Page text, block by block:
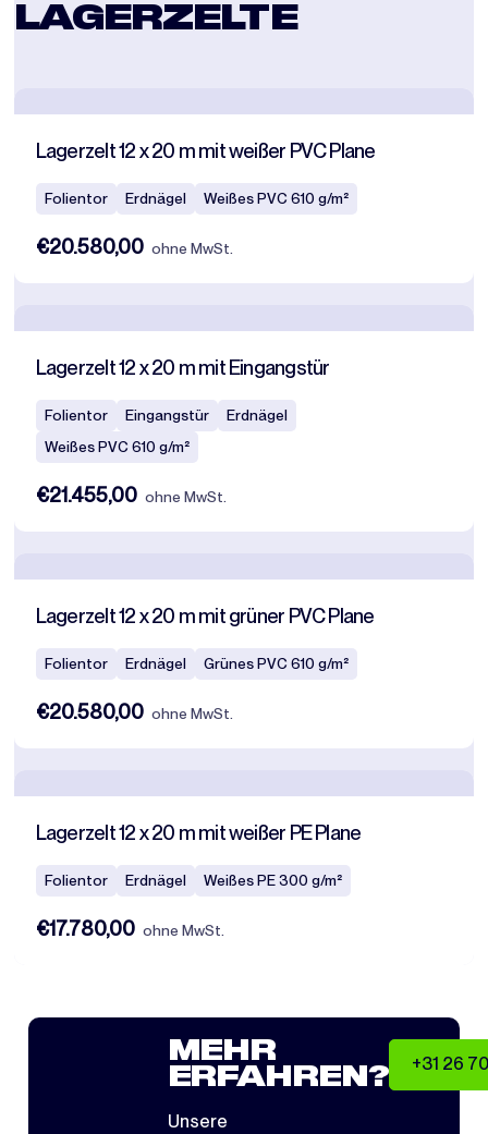
LAGERZELTE
Lagerzelt 12 x 20 m mit weißer PVC Plane
Folientor Erdnägel Weißes PVC 610 g/m²
€20.580,00 ohne MwSt.
Lagerzelt 12 x 20 m mit Eingangstür
Folientor Eingangstür
Erdnägel
Weißes PVC 610 g/m²
€21.455,00 ohne MwSt.
Lagerzelt 12 x 20 m mit grüner PVC Plane
Folientor Erdnägel Grünes PVC 610 g/m²
€20.580,00 ohne MwSt.
Lagerzelt 12 x 20 m mit weißer PE Plane
Folientor Erdnägel Weißes PE 300 g/m²
€17.780,00 ohne MwSt.
MEHR
ERFAHREN?
Unsere
+31 26